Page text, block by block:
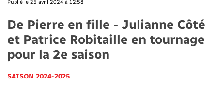
Publié le 25 avril 2024 à 12:58
De Pierre en fille - Julianne Côté
et Patrice Robitaille en tournage
pour la 2e saison
SAISON 2024-2025